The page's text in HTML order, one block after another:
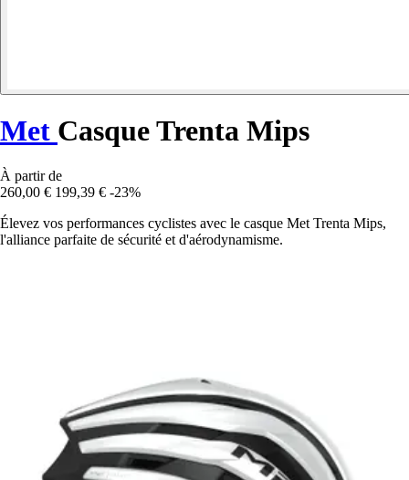
Met Casque Trenta Mips
À partir de
260,00 € 199,39 € -23%
Élevez vos performances cyclistes avec le casque Met Trenta Mips,
l'alliance parfaite de sécurité et d'aérodynamisme.